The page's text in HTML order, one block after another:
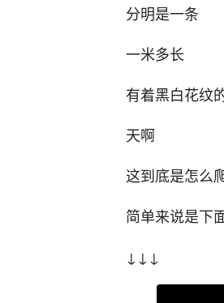
分明是一条
一米多长
有着黑白花纹
天啊
这到底是怎么
简单来说是下
↓↓↓